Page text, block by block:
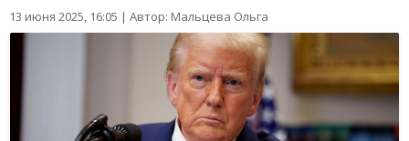
13 июня 2025, 16:05 | Автор: Мальцева Ольга